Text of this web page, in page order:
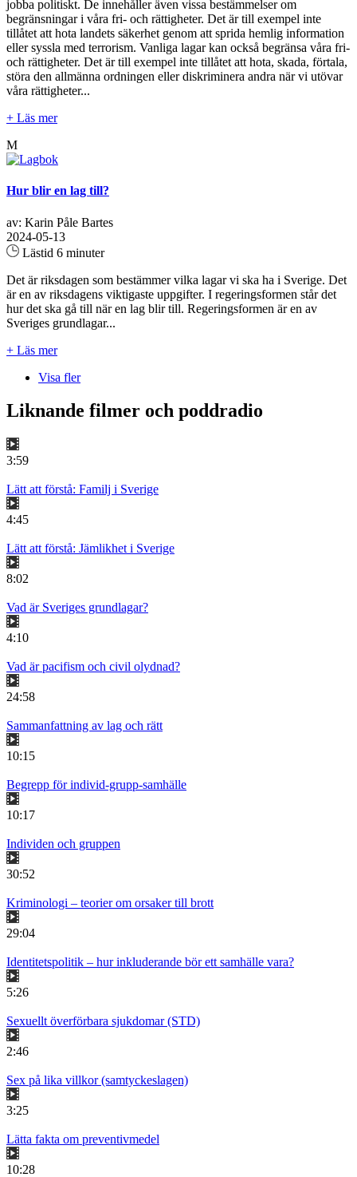
jobba politiskt. De innehåller även vissa bestämmelser om
begränsningar i våra fri- och rättigheter. Det är till exempel inte
tillåtet att hota landets säkerhet genom att sprida hemlig information
eller syssla med terrorism. Vanliga lagar kan också begränsa våra fri-
och rättigheter. Det är till exempel inte tillåtet att hota, skada, förtala,
störa den allmänna ordningen eller diskriminera andra när vi utövar
våra rättigheter...
+ Läs mer
M
Hur blir en lag till?
av: Karin Påle Bartes
2024-05-13
Lästid 6 minuter
Det är riksdagen som bestämmer vilka lagar vi ska ha i Sverige. Det
är en av riksdagens viktigaste uppgifter. I regeringsformen står det
hur det ska gå till när en lag blir till. Regeringsformen är en av
Sveriges grundlagar...
+ Läs mer
Visa fler
Liknande filmer och poddradio
3:59
Lätt att förstå: Familj i Sverige
4:45
Lätt att förstå: Jämlikhet i Sverige
8:02
Vad är Sveriges grundlagar?
4:10
Vad är pacifism och civil olydnad?
24:58
Sammanfattning av lag och rätt
10:15
Begrepp för individ-grupp-samhälle
10:17
Individen och gruppen
30:52
Kriminologi – teorier om orsaker till brott
29:04
Identitetspolitik – hur inkluderande bör ett samhälle vara?
5:26
Sexuellt överförbara sjukdomar (STD)
2:46
Sex på lika villkor (samtyckeslagen)
3:25
Lätta fakta om preventivmedel
10:28